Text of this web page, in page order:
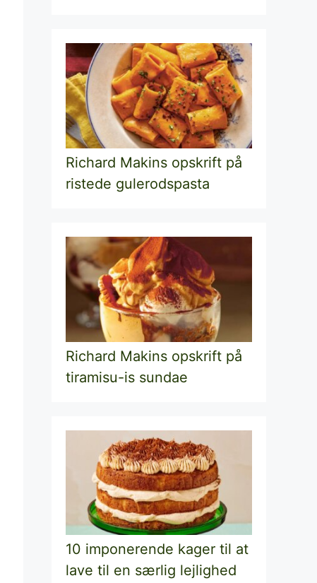
Richard Makins opskrift på
ristede gulerodspasta
Richard Makins opskrift på
tiramisu-is sundae
10 imponerende kager til at
lave til en særlig lejlighed